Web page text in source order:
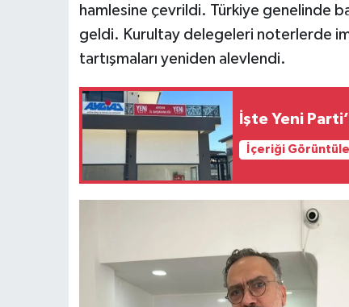
hamlesine çevrildi. Türkiye genelinde
geldi. Kurultay delegeleri noterlerde
tartışmaları yeniden alevlendi.
İşte Yeni
İçeriği Görüntüle